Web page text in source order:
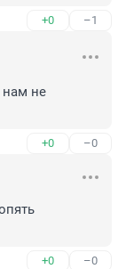
+0 –1
нам не
+0 –0
+0 –0